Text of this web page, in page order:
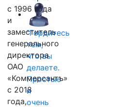
"Гордитесь
тем,
что вы
делаете.
Простые
и
очень
с 1996 года
и
заместитель
генерального
директора
ОАО
«Коммерсантъ»
с 2018
года,